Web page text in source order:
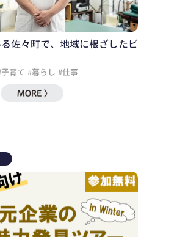
佐々町で、地域に根ざしたビ
育て #暮らし #仕事